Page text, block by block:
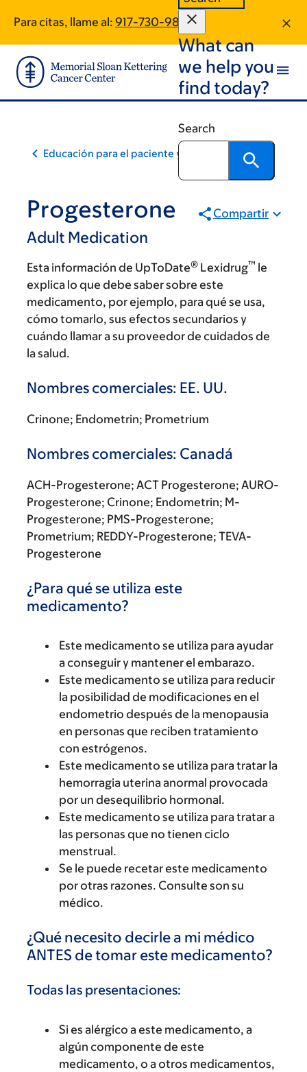
main
content
footer
Para citas, llame al: 917-730-9823
What can
we help you
find today?
Search
Educación para el paciente y la comunidad
Progesterone
Adult Medication
Compartir
Esta información de UpToDate® Lexidrug™ le
explica lo que debe saber sobre este
medicamento, por ejemplo, para qué se usa,
cómo tomarlo, sus efectos secundarios y
cuándo llamar a su proveedor de cuidados de
la salud.
Nombres comerciales: EE. UU.
Crinone; Endometrin; Prometrium
Nombres comerciales: Canadá
ACH-Progesterone; ACT Progesterone; AURO-
Progesterone; Crinone; Endometrin; M-
Progesterone; PMS-Progesterone;
Prometrium; REDDY-Progesterone; TEVA-
Progesterone
¿Para qué se utiliza este
medicamento?
Este medicamento se utiliza para ayudar
a conseguir y mantener el embarazo.
Este medicamento se utiliza para reducir
la posibilidad de modificaciones en el
endometrio después de la menopausia
en personas que reciben tratamiento
con estrógenos.
Este medicamento se utiliza para tratar la
hemorragia uterina anormal provocada
por un desequilibrio hormonal.
Este medicamento se utiliza para tratar a
las personas que no tienen ciclo
menstrual.
Se le puede recetar este medicamento
por otras razones. Consulte son su
médico.
¿Qué necesito decirle a mi médico
ANTES de tomar este medicamento?
Todas las presentaciones:
Si es alérgico a este medicamento, a
algún componente de este
medicamento, o a otros medicamentos,